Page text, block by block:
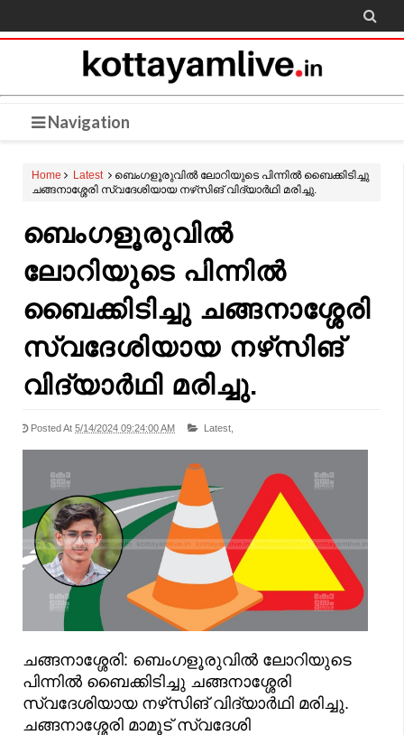

Navigation
Home Latest
ബെംഗളൂരുവിൽ ലോറിയുടെ പിന്നിൽ ബൈക്കിടിച്ചു
ചങ്ങനാശ്ശേരി സ്വദേശിയായ നഴ്‌സിങ് വിദ്യാർഥി മരിച്ചു.
ബെംഗളൂരുവിൽ
ലോറിയുടെ പിന്നിൽ
ബൈക്കിടിച്ചു ചങ്ങനാശ്ശേരി
സ്വദേശിയായ നഴ്‌സിങ്
വിദ്യാർഥി മരിച്ചു.
Posted At 5/14/2024 09:24:00 AM Latest,
ചങ്ങനാശ്ശേരി: ബെംഗളൂരുവിൽ ലോറിയുടെ
പിന്നിൽ ബൈക്കിടിച്ചു ചങ്ങനാശ്ശേരി
സ്വദേശിയായ നഴ്‌സിങ് വിദ്യാർഥി മരിച്ചു.
ചങ്ങനാശ്ശേരി മാമൂട് സ്വദേശി